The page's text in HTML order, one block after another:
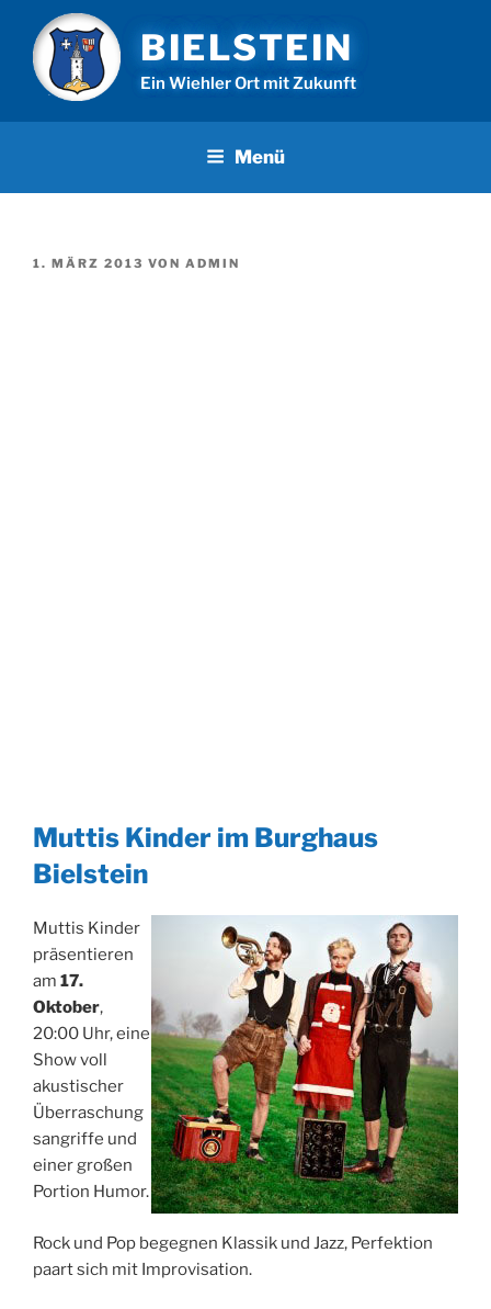
Inhalt
springen
BIELSTEIN
Ein Wiehler Ort mit Zukunft
Menü
VERÖFFENTLICHT
1. MÄRZ 2013 VON ADMIN
Muttis Kinder im Burghaus
Bielstein
Muttis Kinder
präsentieren
am 17.
Oktober,
20:00 Uhr, eine
Show voll
akustischer
Überraschung
sangriffe und
einer großen
Portion Humor.
Rock und Pop begegnen Klassik und Jazz, Perfektion
paart sich mit Improvisation.